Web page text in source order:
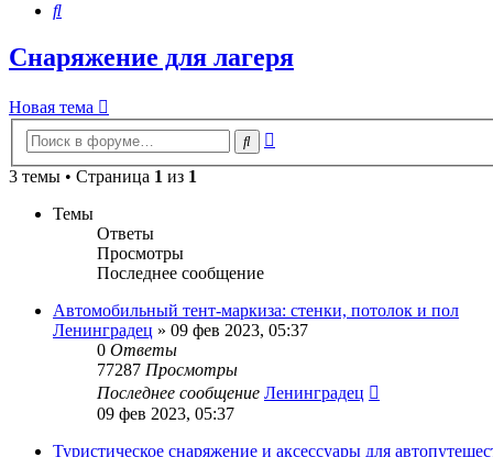
Поиск
Снаряжение для лагеря
Новая тема
Поиск
3 темы • Страница 1 из 1
Темы
Ответы
Просмотры
Последнее сообщение
Автомобильный тент-маркиза: стенки, потолок и пол
Ленинградец » 09 фев 2023, 05:37
0 Ответы
77287 Просмотры
Последнее сообщение Ленинградец
09 фев 2023, 05:37
Туристическое снаряжение и аксессуары для